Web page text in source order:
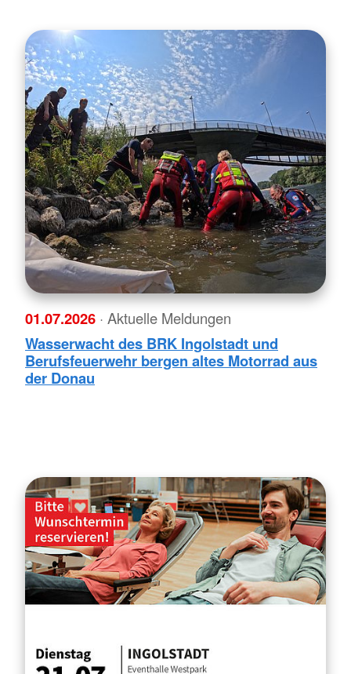
01.07.2026 · Aktuelle Meldungen
Wasserwacht des BRK Ingolstadt und
Berufsfeuerwehr bergen altes Motorrad aus
der Donau